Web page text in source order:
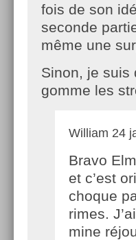
fois de son
seconde
même une
Sinon, je suis
gomme les
William 24
Bravo
et c’est
choque
rimes.
mine